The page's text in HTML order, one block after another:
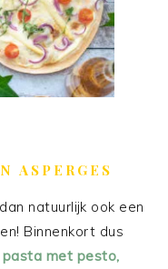
ASPERGES
natuurlijk ook een
Binnenkort dus
pasta met pesto,